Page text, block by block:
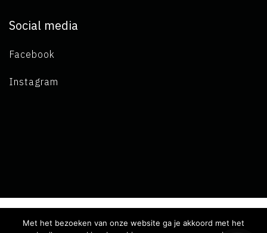
Social media
Facebook
Instagram
Copyright 2019 L.A. de Visser -Algemene voorwaarden-
Met het bezoeken van onze website ga je akkoord met het